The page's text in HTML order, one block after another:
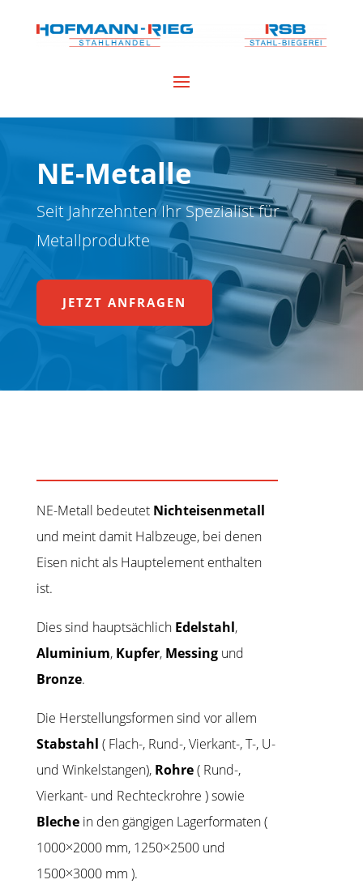
NE-Metalle
Seit Jahrzehnten Ihr Spezialist für
Metallprodukte
JETZT ANFRAGEN
NE-Metall bedeutet Nichteisenmetall
und meint damit Halbzeuge, bei denen
Eisen nicht als Hauptelement enthalten
ist.
Dies sind hauptsächlich Edelstahl,
Aluminium, Kupfer, Messingund
Bronze.
Die Herstellungsformen sind vor allem
Stabstahl ( Flach-, Rund-, Vierkant-, T-, U-
und Winkelstangen), Rohre( Rund-,
Vierkant- und Rechteckrohre ) sowie
Blechein den gängigen Lagerformaten (
1000×2000 mm, 1250×2500 und
1500×3000 mm ).